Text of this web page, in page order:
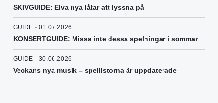
SKIVGUIDE: Elva nya låtar att lyssna på
GUIDE - 01.07.2026
KONSERTGUIDE: Missa inte dessa spelningar i sommar
GUIDE - 30.06.2026
Veckans nya musik – spellistorna är uppdaterade